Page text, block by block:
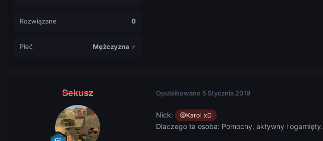
Rozwiązane 0
Płeć Mężczyzna ♂
Sekusz Opublikowano 5 Stycznia 2019
Nick: @Karol xD
Dlac zego ta osoba: Pomocny, aktywny i ogarnięty.